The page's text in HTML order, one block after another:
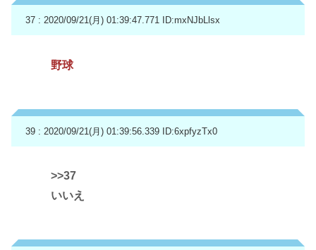
37 : 2020/09/21(月) 01:39:47.771 ID:mxNJbLlsx
野球
39 : 2020/09/21(月) 01:39:56.339 ID:6xpfyzTx0
>>37
いいえ